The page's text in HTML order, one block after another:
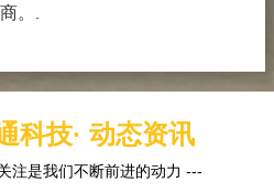
。
科技· 动态资讯
注是我们不断前进的动力 ---